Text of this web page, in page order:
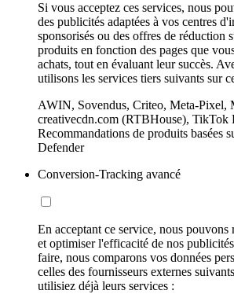
Si vous acceptez ces services, nous
des publicités adaptées à vos centres
sponsorisés ou des offres de réduction
produits en fonction des pages que
achats, tout en évaluant leur succès.
utilisons les services tiers suivants sur
AWIN, Sovendus, Criteo, Meta-Pixel,
creativecdn.com (RTBHouse), TikTok
Recommandations de produits basées
Defender
Conversion-Tracking avancé
En acceptant ce service, nous
et optimiser l'efficacité de nos
faire, nous comparons vos données
celles des fournisseurs externes
utilisiez déjà leurs services :